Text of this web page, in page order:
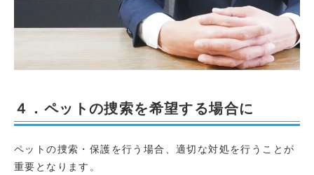
４．ペットの捜索を希望する場合に
ペットの捜索・保護を行う場合、適切な対処を行うことが
重要となります。